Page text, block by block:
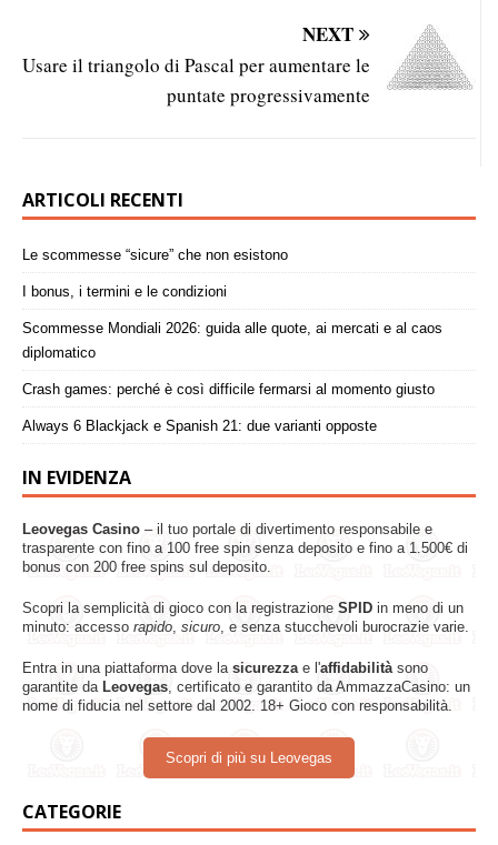
NEXT
Usare il triangolo di Pascal per aumentare le
puntate progressivamente
ARTICOLI RECENTI
Le scommesse “sicure” che non esistono
I bonus, i termini e le condizioni
Scommesse Mondiali 2026: guida alle quote, ai mercati e al caos
diplomatico
Crash games: perché è così difficile fermarsi al momento giusto
Always 6 Blackjack e Spanish 21: due varianti opposte
IN EVIDENZA
Leovegas Casino – il tuo portale di divertimento responsabile e
trasparente con fino a 100 free spin senza deposito e fino a 1.500€ di
bonus con 200 free spins sul deposito.
Scopri la semplicità di gioco con la registrazione SPID in meno di un
minuto: accesso rapido sicuro , e senza stucchevoli burocrazie varie.
Entra in una piattaforma dove la sicurezza e l'affidabilità sono
garantite da Leovegas , certificato e garantito da AmmazzaCasino: un
nome di fiducia nel settore dal 2002. 18+ Gioco con responsabilità.
Scopri di più su Leovegas
CATEGORIE